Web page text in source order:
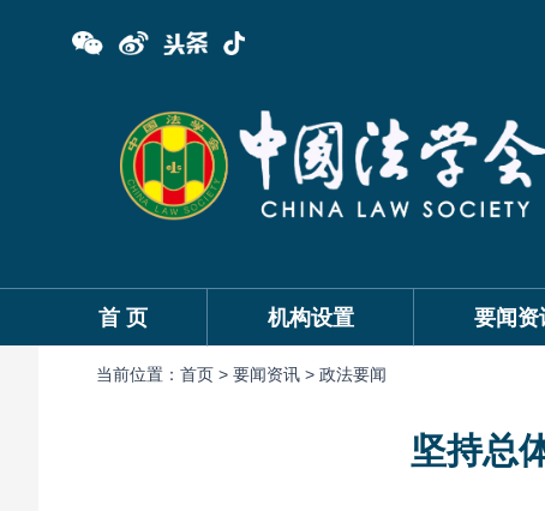
首 页 机构设置 要闻资
当前位置： 首页 > 要闻资讯 > 政法要闻
坚持总